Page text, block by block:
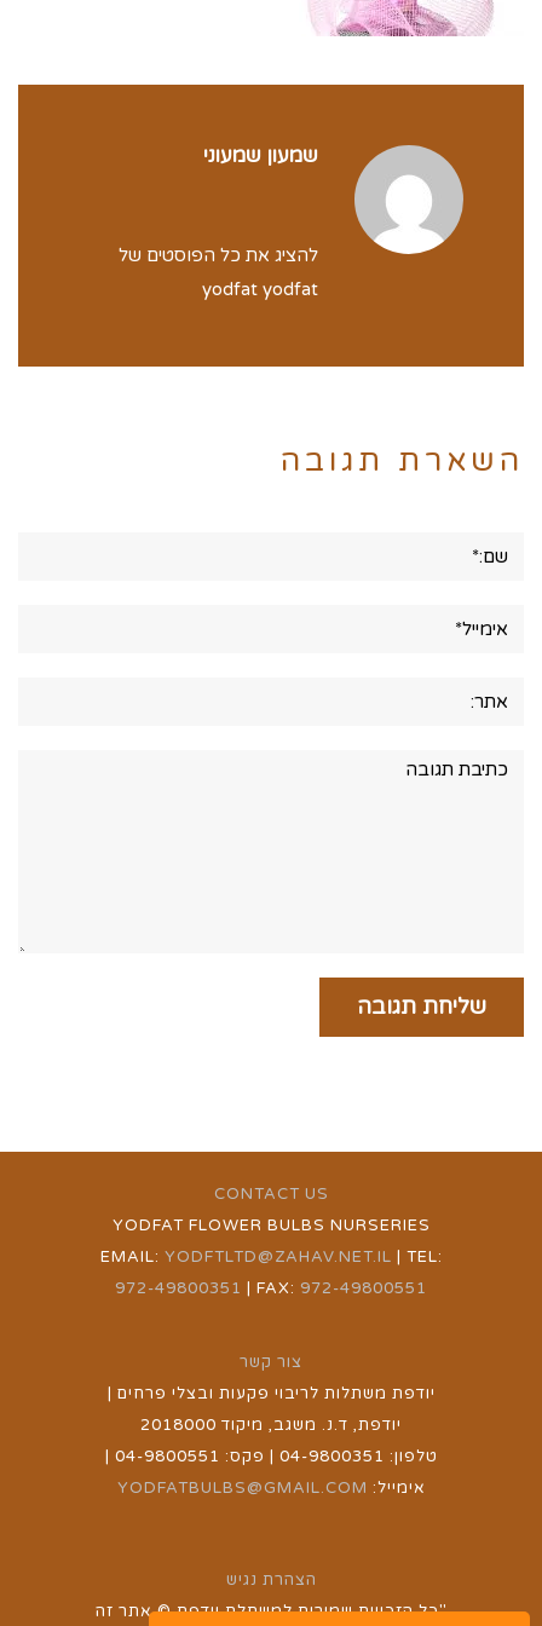
שמעון שמעוני
להציג את כל הפוסטים של
yodfat yodfat
השארת תגובה
CONTACT US
YODFAT FLOWER BULBS NURSERIES
EMAIL: YODFTLTD@ZAHAV.NET.IL | TEL:
972-49800351 | FAX: 972-49800551
צור קשר
יודפת משתלות לריבוי פקעות ובצלי פרחים |
יודפת, ד.נ. משגב, מיקוד 2018000
טלפון: 04-9800351 | פקס: 04-9800551 |
אימייל: YODFATBULBS@GMAIL.COM
"כל הזכויות שמורות למשתלת יודפת © אתר זה
הצהרת נגיש